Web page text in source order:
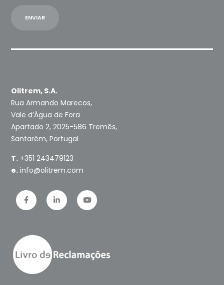
Olitrem, S.A.
Rua Armando Marecos,
Vale d’Água de Fora
Apartado 2, 2025-586 Tremês,
Santarém, Portugal
T. +351 243479123
e. info@olitrem.com